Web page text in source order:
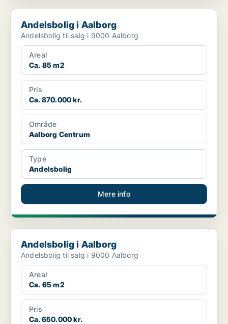
Andelsbolig i Aalborg
Andelsbolig i Aalborg
Andelsbolig til salg i 9000 Aalborg
Areal
Ca. 85 m2
Pris
Ca. 870.000 kr.
Område
Aalborg Centrum
Type
Andelsbolig
Mere info
Andelsbolig i Aalborg
Andelsbolig i Aalborg
Andelsbolig til salg i 9000 Aalborg
Areal
Ca. 65 m2
Pris
Ca. 650.000 kr.